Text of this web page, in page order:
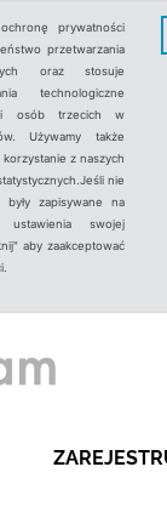
prywatności
przetwarzania
oraz stosuje
technologiczne
osób trzecich w
Używamy także
z naszych
nie
zapisywane na
swojej
aby zaakceptować